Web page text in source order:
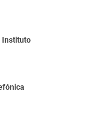
Instituto